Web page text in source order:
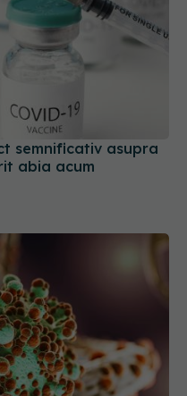
semnificativ asupra
abia acum